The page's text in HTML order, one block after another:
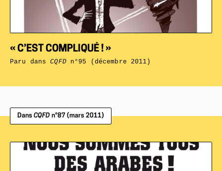
« C’EST COMPLIQUÉ ! »
Paru dansCQFDn°95 (décembre 2011)
Dans CQFD n°87 (mars 2011)